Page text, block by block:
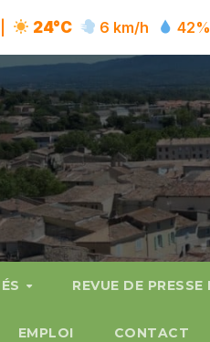
24°C 6 km/h 42%
REVUE DE
EMPLOI CONTACT